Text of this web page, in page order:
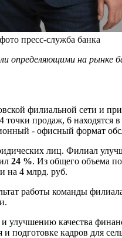
пресс-служба банка
на рынке
филиальной сети и
продаж, 6
- офисный формат
лиц. Филиал
24 %. Из общего объема
на 4 млрд. руб.
работы команды
качества
подготовке кадров для